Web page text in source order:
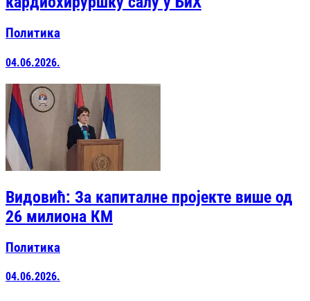
Политика
04.06.2026.
Видовић: За капиталне пројекте више од
26 милиона КМ
Политика
04.06.2026.